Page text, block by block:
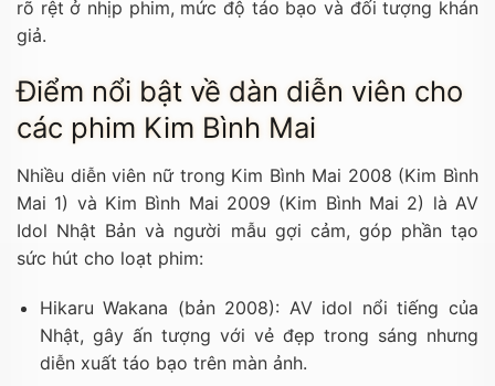
rõ rệt ở nhịp phim, mức độ táo bạo và đối tượng khán
giả.
Điểm nổi bật về dàn diễn viên cho
các phim Kim Bình Mai
Nhiều diễn viên nữ trong Kim Bình Mai 2008 (Kim Bình
Mai 1) và Kim Bình Mai 2009 (Kim Bình Mai 2) là AV
Idol Nhật Bản và người mẫu gợi cảm, góp phần tạo
sức hút cho loạt phim:
Hikaru Wakana (bản 2008): AV idol nổi tiếng của
Nhật, gây ấn tượng với vẻ đẹp trong sáng nhưng
diễn xuất táo bạo trên màn ảnh.